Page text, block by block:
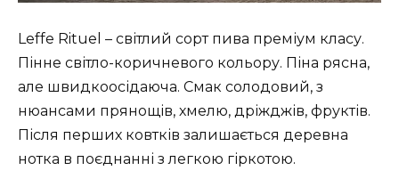
Leffe Rituel – світлий сорт пива преміум класу.
Пінне світло-коричневого кольору. Піна рясна,
але швидкоосідаюча. Смак солодовий, з
нюансами прянощів, хмелю, дріжджів, фруктів.
Після перших ковтків залишається деревна
нотка в поєднанні з легкою гіркотою.